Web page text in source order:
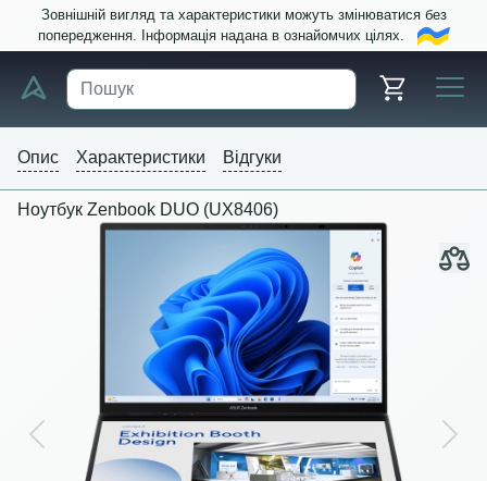
Зовнішній вигляд та характеристики можуть змінюватися без
попередження. Інформація надана в ознайомчих цілях.
Опис Характеристики Відгуки
Ноутбук Zenbook DUO (UX8406)
Previous Next